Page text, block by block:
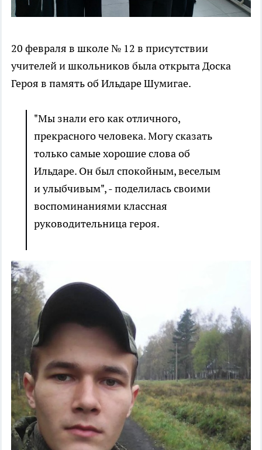
20 февраля в школе № 12 в присутствии
учителей и школьников была открыта Доска
Героя в память об Ильдаре Шумигае.
"Мы знали его как отличного,
прекрасного человека. Могу сказать
только самые хорошие слова об
Ильдаре. Он был спокойным, веселым
и улыбчивым", - поделилась своими
воспоминаниями классная
руководительница героя.